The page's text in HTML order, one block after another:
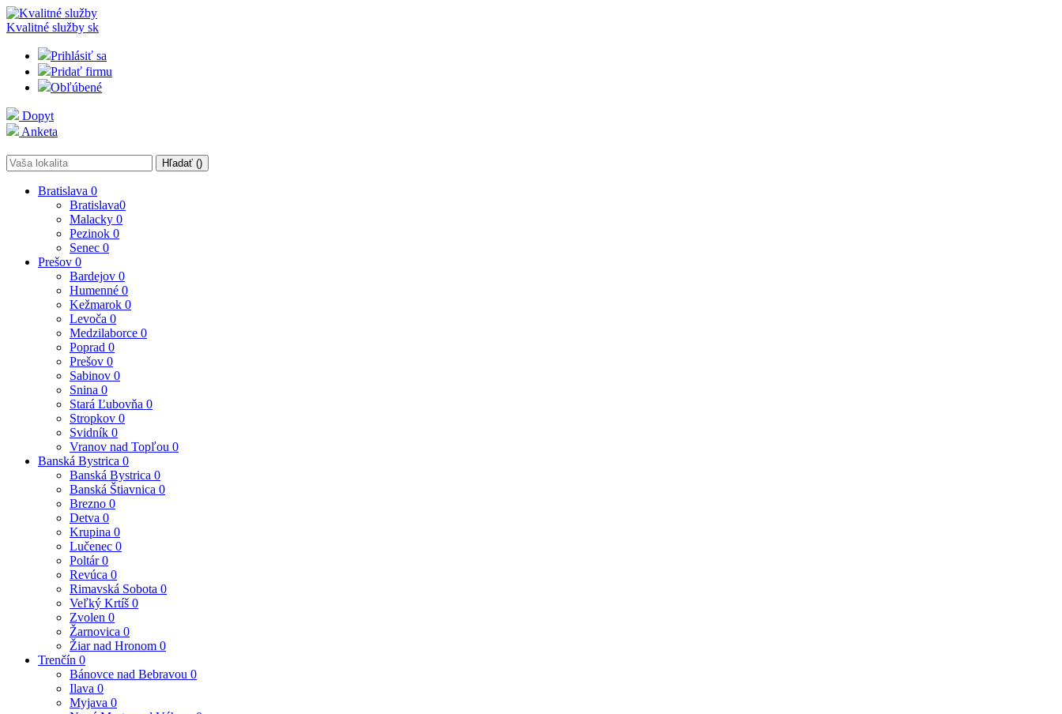
Kvalitné služby sk
Prihlásiť sa
Pridať firmu
Obľúbené
Dopyt
Anketa
Hľadať ()
Bratislava 0
Bratislava0
Malacky 0
Pezinok 0
Senec 0
Prešov 0
Bardejov 0
Humenné 0
Kežmarok 0
Levoča 0
Medzilaborce 0
Poprad 0
Prešov 0
Sabinov 0
Snina 0
Stará Ľubovňa 0
Stropkov 0
Svidník 0
Vranov nad Topľou 0
Banská Bystrica 0
Banská Bystrica 0
Banská Štiavnica 0
Brezno 0
Detva 0
Krupina 0
Lučenec 0
Poltár0
Revúca 0
Rimavská Sobota 0
Veľký Krtíš 0
Zvolen 0
Žarnovica 0
Žiar nad Hronom 0
Trenčín 0
Bánovce nad Bebravou 0
Ilava 0
Myjava 0